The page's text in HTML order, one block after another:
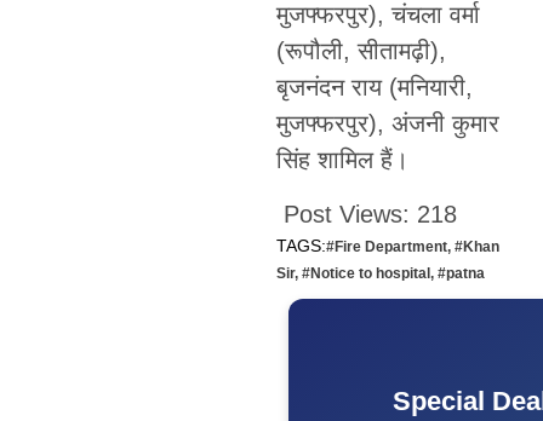
मुजफ्फरपुर), चंचला वर्मा
(रूपौली, सीतामढ़ी),
बृजनंदन राय (मनियारी,
मुजफ्फरपुर), अंजनी कुमार
सिंह शामिल हैं।
Post Views: 218
TAGS:#Fire Department, #Khan
Sir, #Notice to hospital, #patna
Special